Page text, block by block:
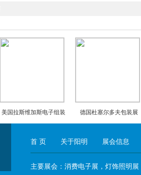
美国拉斯维加斯电子组装
展APEX
德国杜塞尔多夫包装展
首 页 关于阳明 展会信息
主要展会：消费电子展，灯饰照明